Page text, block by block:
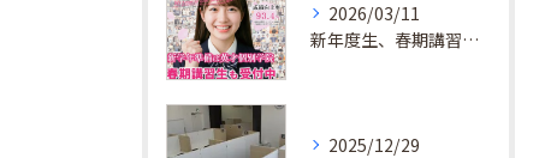
2026/03/11
新年度生、春期講習生 受付中！
2025/12/29